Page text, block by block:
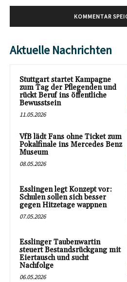
Aktuelle Nachrichten
Stuttgart startet Kampagne
zum Tag der Pflegenden und
rückt Beruf ins öffentliche
Bewusstsein
11.05.2026
VfB lädt Fans ohne Ticket zum
Pokalfinale ins Mercedes Benz
Museum
08.05.2026
Esslingen legt Konzept vor:
Schulen sollen sich besser
gegen Hitzetage wappnen
07.05.2026
Esslinger Taubenwartin
steuert Bestandsrückgang mit
Eiertausch und sucht
Nachfolge
06.05.2026